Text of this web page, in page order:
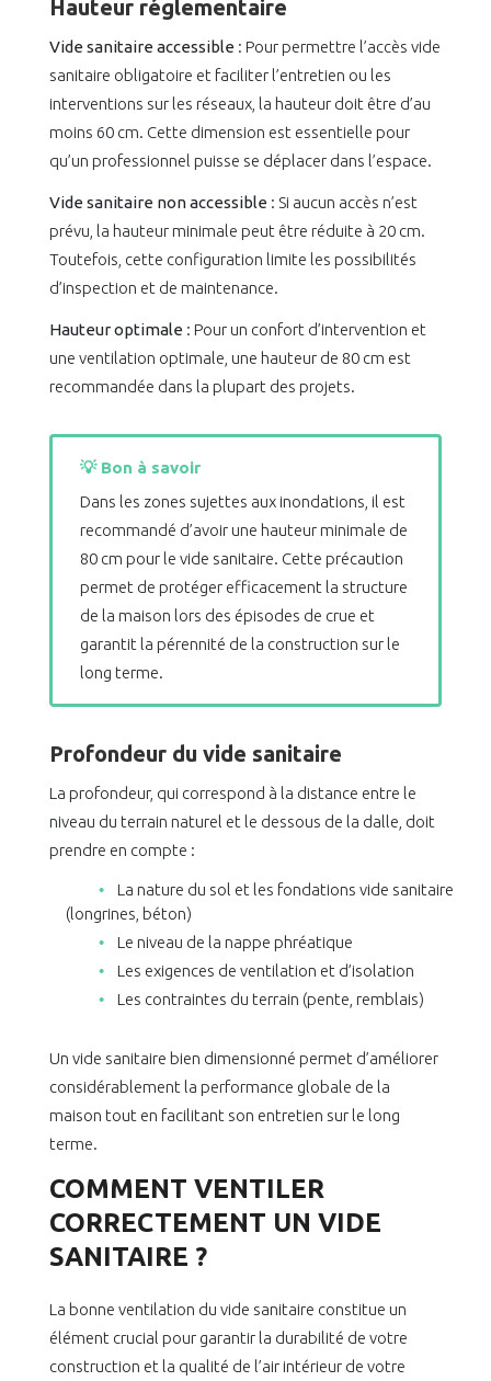
Hauteur réglementaire
Vide sanitaire accessible : Pour permettre l’accès vide
sanitaire obligatoire et faciliter l’entretien ou les
interventions sur les réseaux, la hauteur doit être d’au
moins 60 cm. Cette dimension est essentielle pour
qu’un professionnel puisse se déplacer dans l’espace.
Vide sanitaire non accessible : Si aucun accès n’est
prévu, la hauteur minimale peut être réduite à 20 cm.
Toutefois, cette configuration limite les possibilités
d’inspection et de maintenance.
Hauteur optimale : Pour un confort d’intervention et
une ventilation optimale, une hauteur de 80 cm est
recommandée dans la plupart des projets.
💡 Bon à savoir
Dans les zones sujettes aux inondations, il est
recommandé d’avoir une hauteur minimale de
80 cm pour le vide sanitaire. Cette précaution
permet de protéger efficacement la structure
de la maison lors des épisodes de crue et
garantit la pérennité de la construction sur le
long terme.
Profondeur du vide sanitaire
La profondeur, qui correspond à la distance entre le
niveau du terrain naturel et le dessous de la dalle, doit
prendre en compte :
La nature du sol et les fondations vide sanitaire
(longrines, béton)
Le niveau de la nappe phréatique
Les exigences de ventilation et d’isolation
Les contraintes du terrain (pente, remblais)
Un vide sanitaire bien dimensionné permet d’améliorer
considérablement la performance globale de la
maison tout en facilitant son entretien sur le long
terme.
COMMENT VENTILER
CORRECTEMENT UN VIDE
SANITAIRE ?
La bonne ventilation du vide sanitaire constitue un
élément crucial pour garantir la durabilité de votre
construction et la qualité de l’air intérieur de votre